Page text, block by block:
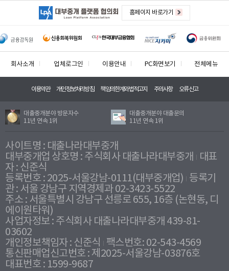
홈페이지 바로가기
회사소개 업체로그인 이용안내 PC화면보기 전체메뉴
이용약관 개인정보처리방침 책임의한계와법적고지 주의사항 오류신고
대출중개분야 방문자수
11년 연속 1위
대출중개분야 대출문의
11년 연속 1위
사이트명 : 대출나라대부중개
대부중개업 상호명 : 주식회사 대출나라대부중개
대표
자 : 신준식
등록번호 : 2025-서울강남-0111(대부중개업) 등록기
관 : 서울 강남구 지역경제과 02-3423-5522
주소 : 서울특별시 강남구 선릉로 655, 16층 (논현동, 디
에이원타워)
사업자정보 : 주식회사 대출나라대부중개 439-81-
03602
개인정보책임자 : 신준식
팩스번호: 02-543-4569
통신판매업신고번호 : 제2025-서울강남-03876호
대표번호 : 1599-9687